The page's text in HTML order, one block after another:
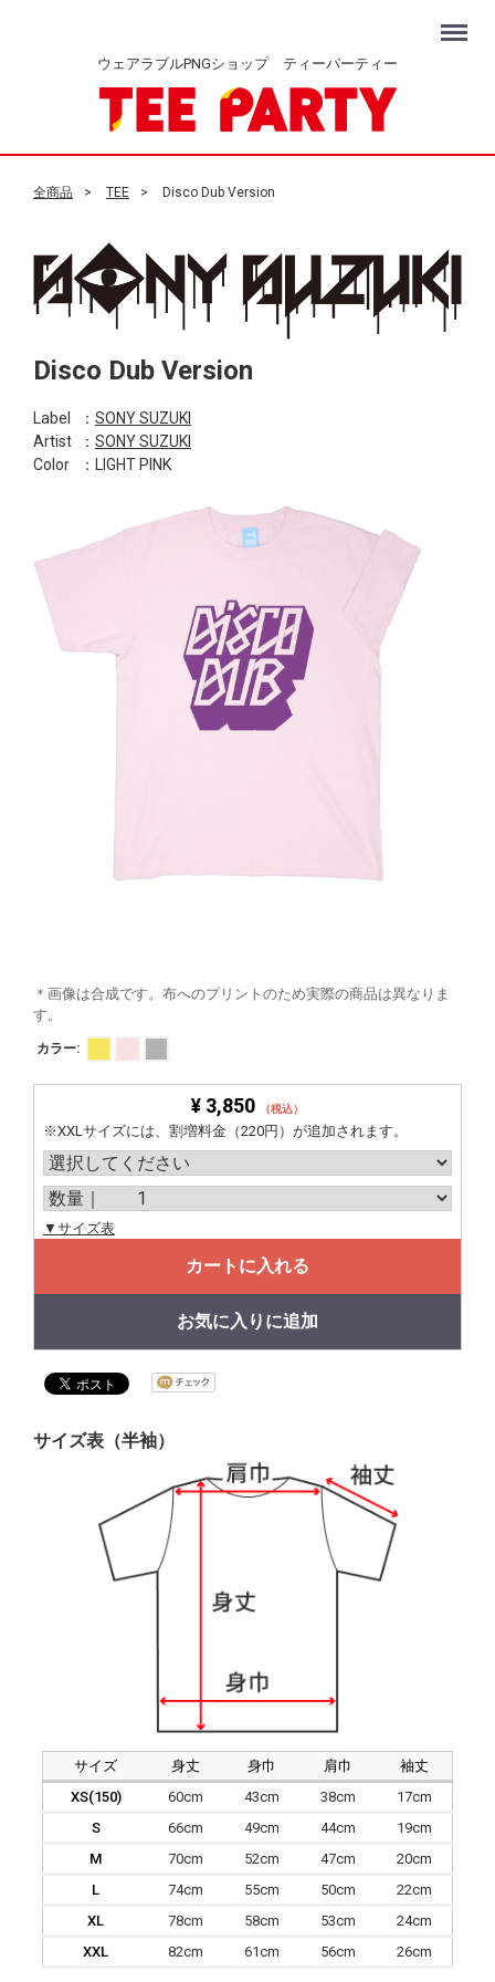
ウェアラブルPNGショップ ティーパーティー
Menu
全商品 TEE Disco Dub Version
Disco Dub Version
Label ： SONY SUZUKI
Artist
： SONY SUZUKI
Color
：LIGHT PINK
＊画像は合成です。布へのプリントのため実際の商品は異なりま
す。
カラー:
¥ 3,850 （税込）
※XXLサイズには、割増料金（220円）が追加されます。
▼サイズ表
カートに入れる
お気に入りに追加
サイズ表（半袖）
サイズ 身丈 身巾 肩巾
袖丈
XS(150)
60cm 43cm 38cm
17cm
S
66cm 49cm 44cm
19cm
M
70cm 52cm 47cm
20cm
L
74cm 55cm 50cm
22cm
XL
78cm 58cm 53cm
24cm
XXL
82cm 61cm 56cm 26cm